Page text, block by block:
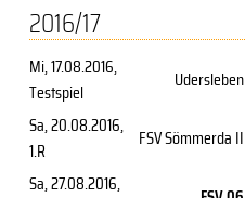
2016/17
Mi, 17.08.2016,
Testspiel
Udersleben
Sa, 20.08.2016,
1.R
FSV Sömmerda II
Sa, 27.08.2016,